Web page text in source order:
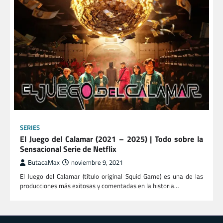
SERIES
El Juego del Calamar (2021 – 2025) | Todo sobre la
Sensacional Serie de Netflix
ButacaMax noviembre 9, 2021
El Juego del Calamar (título original Squid Game) es una de las
producciones más exitosas y comentadas en la historia…